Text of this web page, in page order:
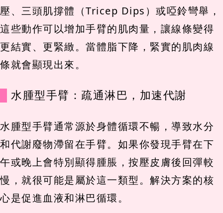
壓、三頭肌撐體（Tricep Dips）或啞鈴彎舉，
這些動作可以增加手臂的肌肉量，讓線條變得
更結實、更緊緻。當體脂下降，緊實的肌肉線
條就會顯現出來。
水腫型手臂：疏通淋巴，加速代謝
水腫型手臂通常源於身體循環不暢，導致水分
和代謝廢物滯留在手臂。如果你發現手臂在下
午或晚上會特別顯得腫脹，按壓皮膚後回彈較
慢，就很可能是屬於這一類型。解決方案的核
心是促進血液和淋巴循環。